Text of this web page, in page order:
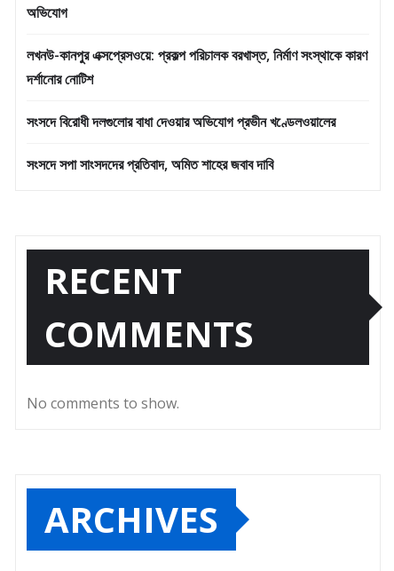
অভিযোগ
লখনউ-কানপুর এক্সপ্রেসওয়ে: প্রকল্প পরিচালক বরখাস্ত, নির্মাণ সংস্থাকে কারণ
দর্শানোর নোটিশ
সংসদে বিরোধী দলগুলোর বাধা দেওয়ার অভিযোগ প্রভীন খণ্ডেলওয়ালের
সংসদে সপা সাংসদদের প্রতিবাদ, অমিত শাহের জবাব দাবি
RECENT
COMMENTS
No comments to show.
ARCHIVES